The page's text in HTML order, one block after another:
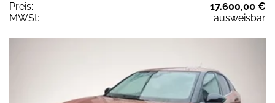
Preis:
17.600,00 €
MWSt:
ausweisbar